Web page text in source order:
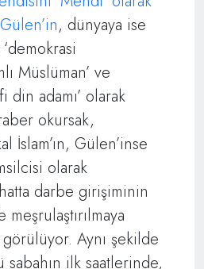
, dünyaya ise
Müslüman’ ve
din adamı’ olarak
okursak,
İslam’ın, Gülen’inse
olarak
darbe girişiminin
görülüyor. Aynı şekilde
sabahın ilk saatlerinde,